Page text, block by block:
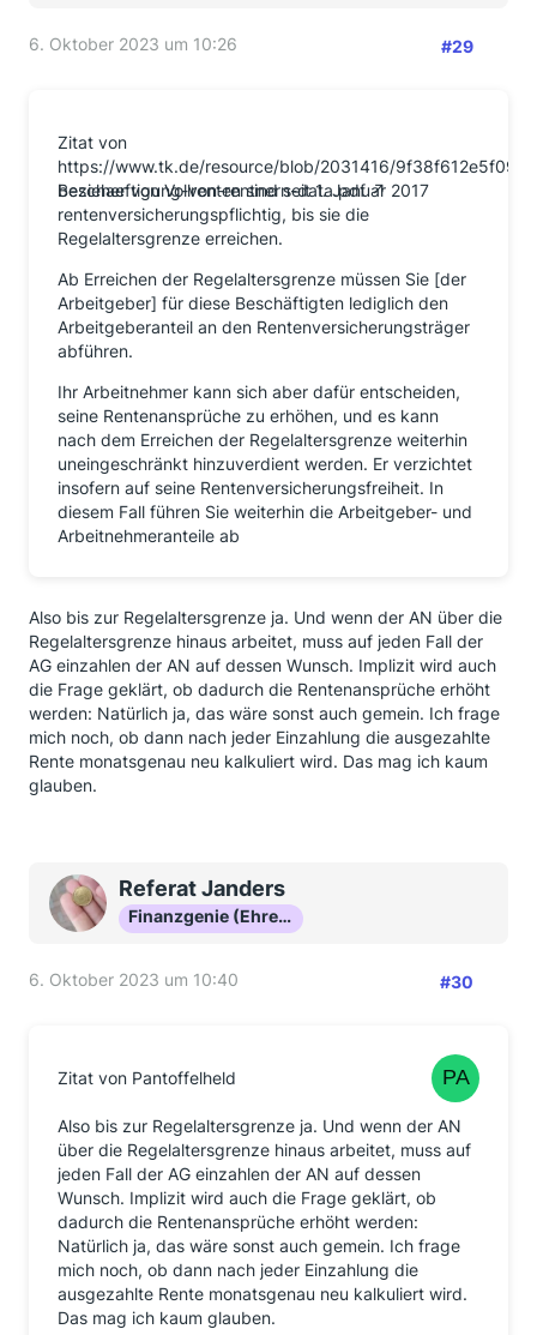
6. Oktober 2023 um 10:26 #29
Zitat von
https://www.tk.de/resource/blob/2031416/
beschaeftigung-von-rentnern-data.pdf
Bezieher von Vollrenten sind seit 1. Januar 2017
rentenversicherungspflichtig, bis sie die
Regelaltersgrenze erreichen.
Ab Erreichen der Regelaltersgrenze müssen Sie [der
Arbeitgeber] für diese Beschäftigten lediglich den
Arbeitgeberanteil an den Rentenversicherungsträger
abführen.
Ihr Arbeitnehmer kann sich aber dafür entscheiden,
seine Rentenansprüche zu erhöhen, und es kann
nach dem Erreichen der Regelaltersgrenze weiterhin
uneingeschränkt hinzuverdient werden. Er verzichtet
insofern auf seine Rentenversicherungsfreiheit. In
diesem Fall führen Sie weiterhin die Arbeitgeber- und
Arbeitnehmeranteile ab
Also bis zur Regelaltersgrenze ja. Und wenn der AN über die
Regelaltersgrenze hinaus arbeitet, muss auf jeden Fall der
AG einzahlen der AN auf dessen Wunsch. Implizit wird auch
die Frage geklärt, ob dadurch die Rentenansprüche erhöht
werden: Natürlich ja, das wäre sonst auch gemein. Ich frage
mich noch, ob dann nach jeder Einzahlung die ausgezahlte
Rente monatsgenau neu kalkuliert wird. Das mag ich kaum
glauben.
Referat Janders
Finanzgenie (Ehrenmitglied)
6. Oktober 2023 um 10:40 #30
Zitat von Pantoffelheld
Also bis zur Regelaltersgrenze ja. Und wenn der AN
über die Regelaltersgrenze hinaus arbeitet, muss auf
jeden Fall der AG einzahlen der AN auf dessen
Wunsch. Implizit wird auch die Frage geklärt, ob
dadurch die Rentenansprüche erhöht werden:
Natürlich ja, das wäre sonst auch gemein. Ich frage
mich noch, ob dann nach jeder Einzahlung die
ausgezahlte Rente monatsgenau neu kalkuliert wird.
Das mag ich kaum glauben.